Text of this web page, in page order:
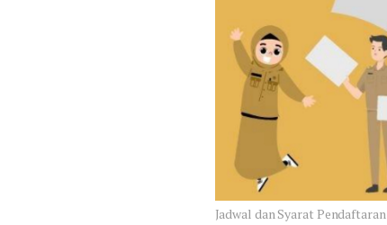
Jadwal dan Syarat